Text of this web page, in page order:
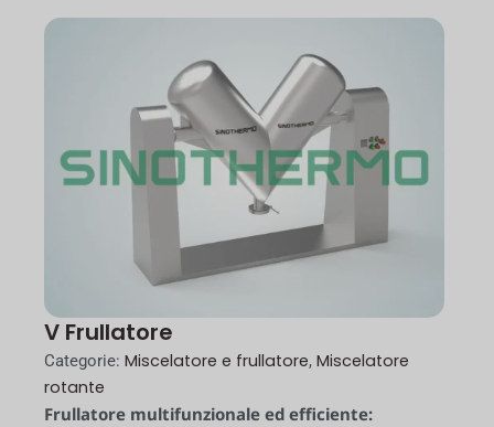
V Frullatore
Categorie: Miscelatore e frullatore, Miscelatore
rotante
Frullatore multifunzionale ed efficiente: